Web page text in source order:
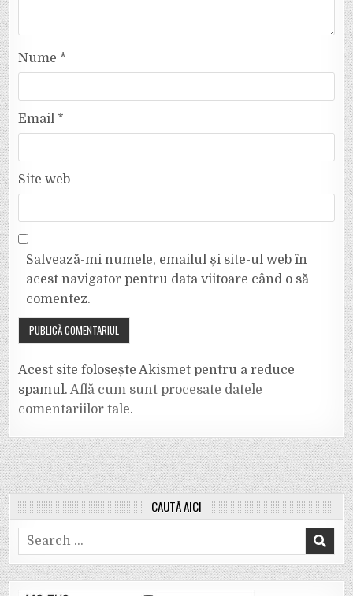
Nume *
Email *
Site web
Salvează-mi numele, emailul și site-ul web în
acest navigator pentru data viitoare când o să
comentez.
Acest site folosește Akismet pentru a reduce
spamul.Află cum sunt procesate datele
comentariilor tale.
CAUTĂ AICI
Search
for: